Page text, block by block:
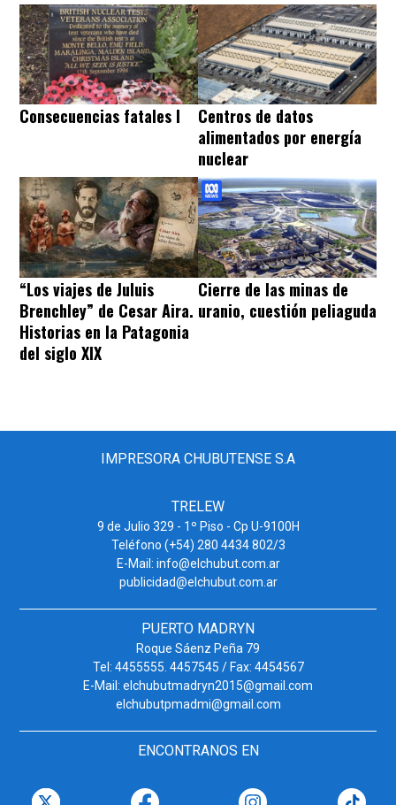
Consecuencias fatales I
Centros de datos
alimentados por energía
nuclear
“Los viajes de Juluis
Brenchley” de Cesar Aira.
Historias en la Patagonia
del siglo XIX
Cierre de las minas de
uranio, cuestión peliaguda
IMPRESORA CHUBUTENSE S.A
TRELEW
9 de Julio 329 - 1º Piso - Cp U-9100H
Teléfono (+54) 280 4434 802/3
E-Mail: info@elchubut.com.ar
publicidad@elchubut.com.ar
PUERTO MADRYN
Roque Sáenz Peña 79
Tel: 4455555. 4457545 / Fax: 4454567
E-Mail: elchubutmadryn2015@gmail.com
elchubutpmadmi@gmail.com
ENCONTRANOS EN